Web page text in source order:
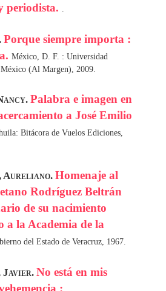
periodista. .
Porque siempre importa :
México, D. F. : Universidad
(Al Margen), 2009.
Palabra e imagen en
a José Emilio
Bitácora de Vuelos Ediciones,
Aureliano. Homenaje al
Rodríguez Beltrán
de su nacimiento
a la Academia de la
del Estado de Veracruz, 1967.
Javier. No está en mis
: